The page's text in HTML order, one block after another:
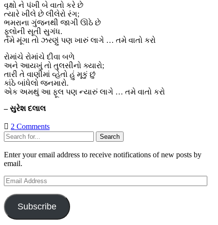
વૃક્ષો ને પંખી બે વાતો કરે છે
ત્યારે ખીલે છે લીલેરો રંગ;
ભમરાના ગુંજનથી જાગી ઊઠે છે
ફૂલોની સૂતી સુગંધ.
તમે મૂંગા તો ઝરણું પણ ખારું લાગે … તમે વાતો કરો
રોમાંચે રોમાંચે દીવા બળે
અને આયખું તો તુલસીનો ક્યારો;
તારી તે વાણીમાં વ્હેતો હું મૂકું છું
કાંઠે બાંધેલો જનમારો.
એક અમથું આ ફૂલ પણ ન્યારું લાગે … તમે વાતો કરો
– સુરેશ દલાલ
2 Comments
Sidebar
Search
Enter your email address to receive notifications of new posts by
email.
Email
Address
Subscribe